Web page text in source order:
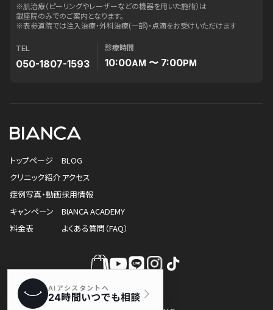
※肌治療（ピーリングやレーザーなどの機器を用いた施術）は
銀座院のみでのご案内となります。
※表参道院では注入治療・外科治療(一部)・点滴をお受けいただけます
TEL
050-1807-1593
診療時間
10:00AM 〜 7:00PM
トップページ
クリニック紹介
症例写真・動画
キャンペーン
料金表
BLOG
アクセス
採用情報
BIANCA ACADEMY
よくある質問（FAQ）